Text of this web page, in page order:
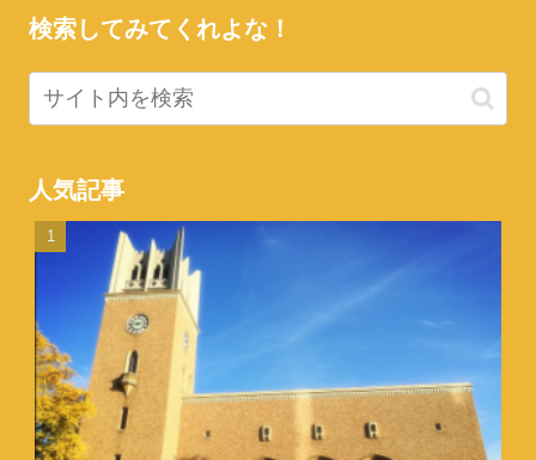
検索してみてくれよな！
人気記事